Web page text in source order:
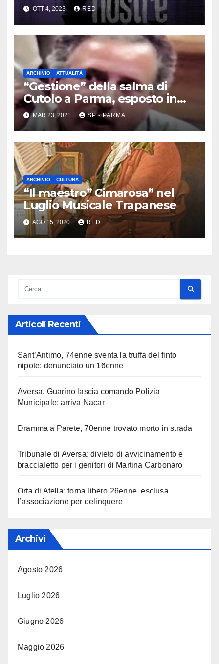
dei Casalesi
OTT 4, 2023 RED
ARCHIVIO ATTUALITÀ
“Gestione” della salma di
Cutolo a Parma, esposto in
Procura
MAR 23, 2021 SP - PARMA
ARCHIVIO CULTURA
“Il maestro” Cimarosa” nel
Luglio Musicale Trapanese
AGO 15, 2020 RED
Articoli Recenti
Sant’Antimo, 74enne sventa la truffa del finto
nipote: denunciato un 16enne
Aversa, Guarino lascia comando Polizia
Municipale: arriva Nacar
Dramma a Parete, 70enne trovato morto in strada
Tribunale di Aversa: divieto di avvicinamento e
braccialetto per i genitori di Martina Carbonaro
Orta di Atella: torna libero 26enne, esclusa
l’associazione per delinquere
Archivi
Agosto 2026
Luglio 2026
Giugno 2026
Maggio 2026